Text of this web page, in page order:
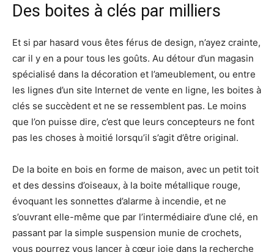
Des boites à clés par milliers
Et si par hasard vous êtes férus de design, n’ayez crainte,
car il y en a pour tous les goûts. Au détour d’un magasin
spécialisé dans la décoration et l’ameublement, ou entre
les lignes d’un site Internet de vente en ligne, les boites à
clés se succèdent et ne se ressemblent pas. Le moins
que l’on puisse dire, c’est que leurs concepteurs ne font
pas les choses à moitié lorsqu’il s’agit d’être original.
De la boite en bois en forme de maison, avec un petit toit
et des dessins d’oiseaux, à la boite métallique rouge,
évoquant les sonnettes d’alarme à incendie, et ne
s’ouvrant elle-même que par l’intermédiaire d’une clé, en
passant par la simple suspension munie de crochets,
vous pourrez vous lancer à cœur joie dans la recherche